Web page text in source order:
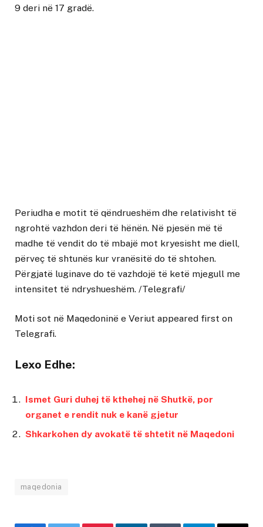
9 deri në 17 gradë.
Periudha e motit të qëndrueshëm dhe relativisht të
ngrohtë vazhdon deri të hënën. Në pjesën më të
madhe të vendit do të mbajë mot kryesisht me diell,
përveç të shtunës kur vranësitë do të shtohen.
Përgjatë luginave do të vazhdojë të ketë mjegull me
intensitet të ndryshueshëm. /Telegrafi/
Moti sot në Maqedoninë e Veriut appeared first on
Telegrafi.
Lexo Edhe:
Ismet Guri duhej të kthehej në Shutkë, por
organet e rendit nuk e kanë gjetur
Shkarkohen dy avokatë të shtetit në Maqedoni
maqedonia